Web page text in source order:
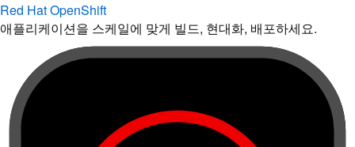
Red Hat OpenShift
애플리케이션을 스케일에 맞게 빌드, 현대화, 배포하세요.